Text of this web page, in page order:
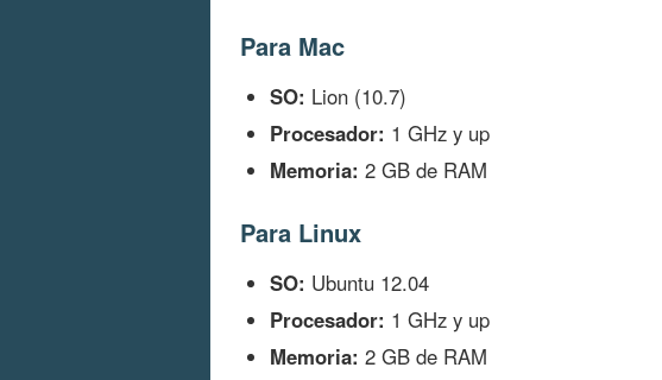
Para Mac
SO: Lion (10.7)
Procesador: 1 GHz y up
Memoria: 2 GB de RAM
Para Linux
SO: Ubuntu 12.04
Procesador: 1 GHz y up
Memoria: 2 GB de RAM